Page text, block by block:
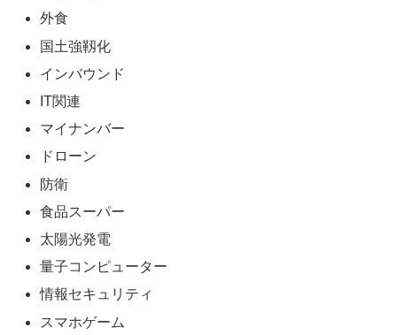
外食
国土強靱化
インバウンド
IT関連
マイナンバー
ドローン
防衛
食品スーパー
太陽光発電
量子コンピューター
情報セキュリティ
スマホゲーム